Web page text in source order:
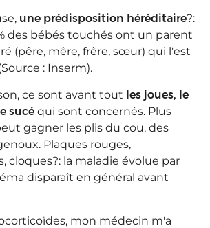
une prédisposition héréditaire?:
des bébés touchés ont un parent
(pêre, mêre, frêre, sœur) qui l'est
: Inserm).
ce sont avant tout les joues, le
sucé qui sont concernés. Plus
gagner les plis du cou, des
Plaques rouges,
cloques?: la maladie évolue par
disparaît en général avant
mon médecin m'a